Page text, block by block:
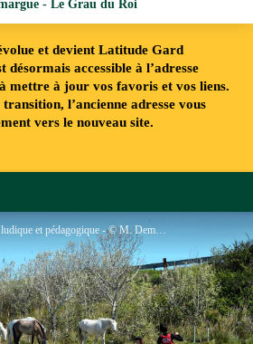
et devient Latitude Gard
accessible à l’adresse
à mettre à jour vos favoris et vos liens.
l’ancienne adresse vous
vers le nouveau site.
- Le Grau du Roi
Une randonnée ludique et pédagogique - © M. Demouy